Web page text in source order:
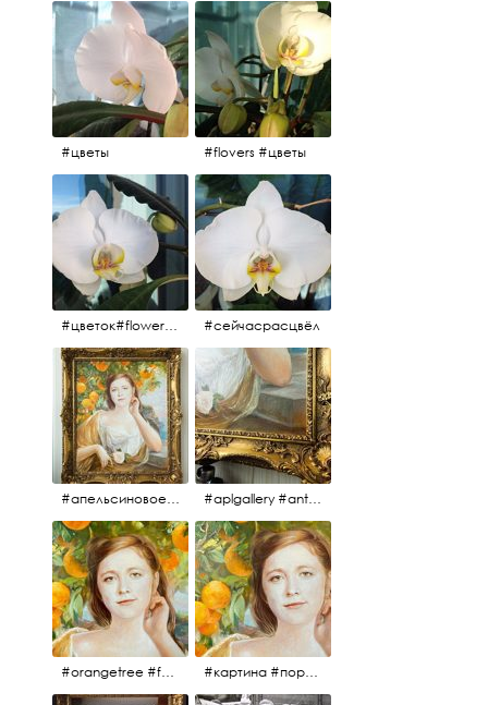
#цветы #flovers #цветы
#цветок#flowers #💜🌸 #сейчасрасцвёл
#апельсиновоедерево #плодородие #изобилие #картина #портрет #живопись #девушка #апельсиновоедерево #плодородие #рама #антикварнаярама #антиквариат #antiques #abundance #aplgallery #portrait #painting #frame #fertility #orangetree @aplgallery #aplgallery #antiques #painting #portrait #frame #antiqueframe #abundance #fertility #orangetree #антиквариат#картина#фрагмент #живопись #улыбка #девушка #портрет #рама #антикварнаярама #изобилие #плодородие #апельсиновоедерево
#orangetree #fertility #abundance #portrait #painting #живопись #портрет #картина #девушка #улыбка #aplgallery #картина #портрет #живопись #апельсиновоедерево # девушка #улыбка #изобилие #плодородие #painting #portrait #abundance #fertility #orangetree #aplgallery